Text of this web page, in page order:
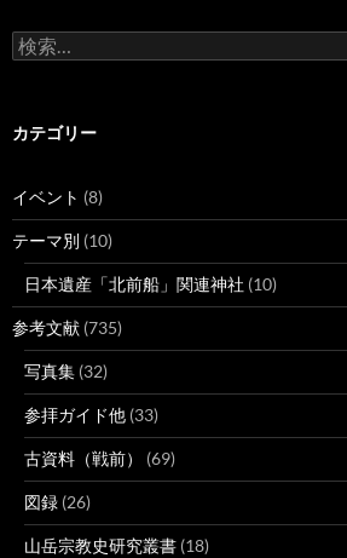
検
索:
カテゴリー
イベント (8)
テーマ別 (10)
日本遺産「北前船」関連神社 (10)
参考文献 (735)
写真集 (32)
参拝ガイド他 (33)
古資料（戦前） (69)
図録 (26)
山岳宗教史研究叢書 (18)